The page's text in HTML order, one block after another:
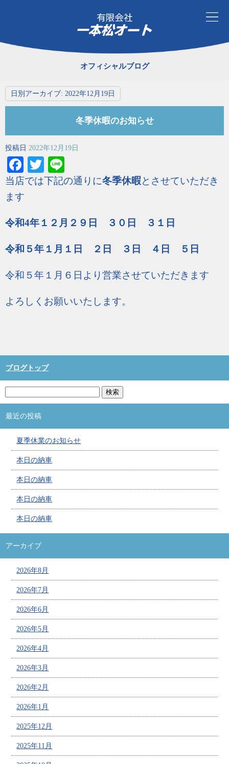
オフィシャルブログ
日別アーカイブ: 2022年12月19日
冬季休暇のお知らせ
投稿日 2022年12月19日
Facebook
Twitter
当店では下記の通りに冬季休暇とさせていただき
ます
令和4年１２月２９日 ３０日 ３１日
令和５年１月１日 ２日 ３日 ４日 ５日
令和５年１月６日より営業させていただきます
よろしくお願いいたします。
ブログトップ
最近の投稿
夏季休業のお知らせ
本日の納車
本日の納車
本日の納車
本日の納車
アーカイブ
2026年8月
2026年7月
2026年6月
2026年5月
2026年4月
2026年3月
2026年2月
2026年1月
2025年12月
2025年11月